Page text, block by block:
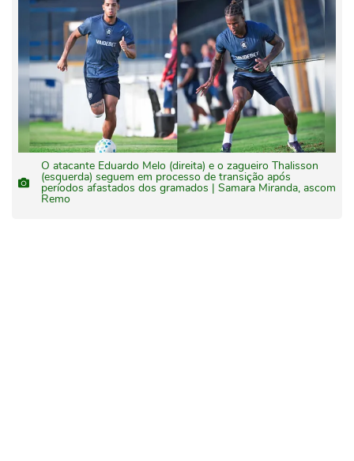
O atacante Eduardo Melo (direita) e o zagueiro Thalisson
(esquerda) seguem em processo de transição após
períodos afastados dos gramados | Samara Miranda, ascom
Remo